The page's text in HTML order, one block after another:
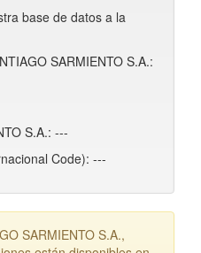
base de datos a la
SARMIENTO S.A.:
S.A.: ---
Code): ---
SARMIENTO S.A.,